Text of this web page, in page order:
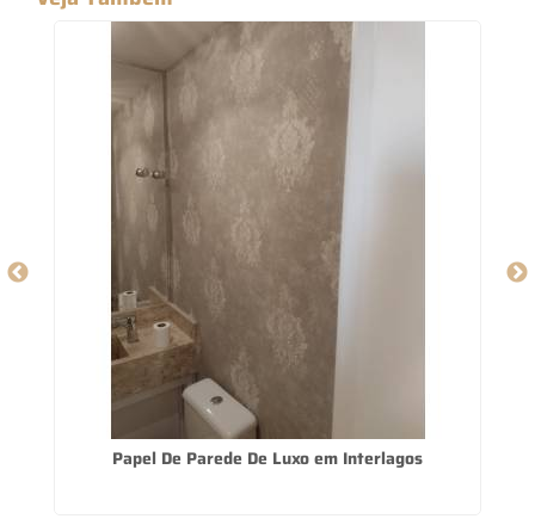
Papel De Parede De Luxo em Interlagos